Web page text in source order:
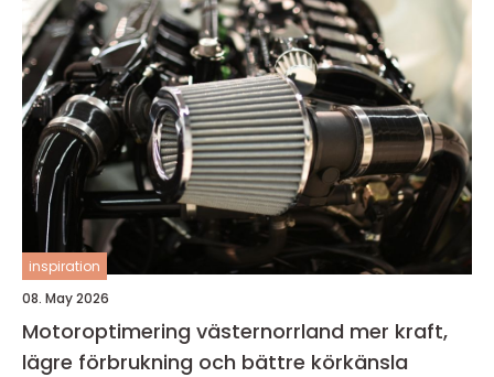
inspiration
08. May 2026
Motoroptimering västernorrland mer kraft,
lägre förbrukning och bättre körkänsla